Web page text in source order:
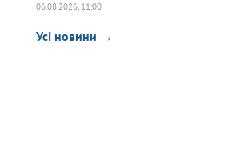
06.08.2026, 11:00
Усі новини →